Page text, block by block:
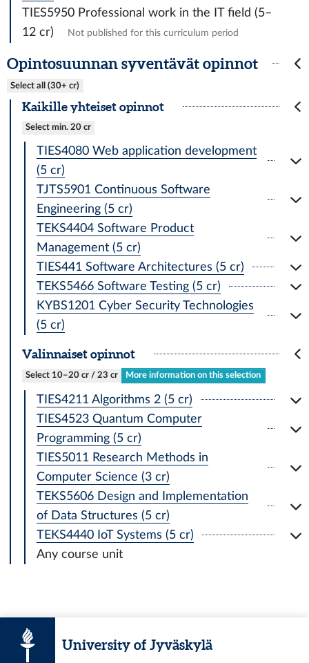
TIES5950 Professional work in the IT field (5–
12 cr)
Not published for this curriculum period
Opintosuunnan syventävät opinnot
Select all (30+ cr)
Kaikille yhteiset opinnot
Select min. 20 cr
TIES4080 Web application development
(5 cr)
TJTS5901 Continuous Software
Engineering (5 cr)
TEKS4404 Software Product
Management (5 cr)
TIES441 Software Architectures (5 cr)
TEKS5466 Software Testing (5 cr)
KYBS1201 Cyber Security Technologies
(5 cr)
Valinnaiset opinnot
Select 10–20 cr / 23 cr More information on this selection
TIES4211 Algorithms 2 (5 cr)
TIES4523 Quantum Computer
Programming (5 cr)
TIES5011 Research Methods in
Computer Science (3 cr)
TEKS5606 Design and Implementation
of Data Structures (5 cr)
TEKS4440 IoT Systems (5 cr)
Any course unit
University of Jyväskylä